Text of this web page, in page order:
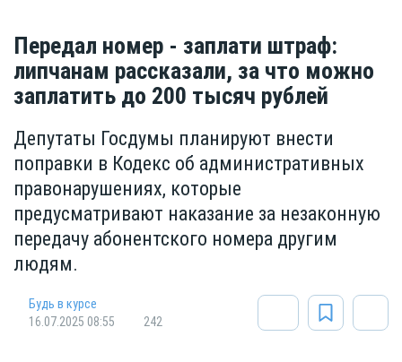
Передал номер - заплати штраф:
липчанам рассказали, за что можно
заплатить до 200 тысяч рублей
Депутаты Госдумы планируют внести
поправки в Кодекс об административных
правонарушениях, которые
предусматривают наказание за незаконную
передачу абонентского номера другим
людям.
Будь в курсе
16.07.2025 08:55
242